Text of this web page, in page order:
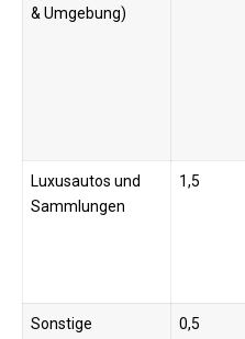
& Umgebung)
Luxusautos und
Sammlungen
1,5
Sonstige
0,5